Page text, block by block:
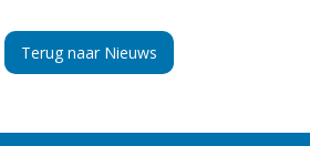
Terug naar Nieuws